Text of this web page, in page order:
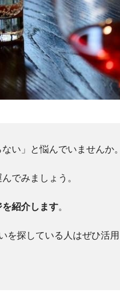
い」と悩んでいませんか。
でみましょう。
紹介します。
探している人はぜひ活用